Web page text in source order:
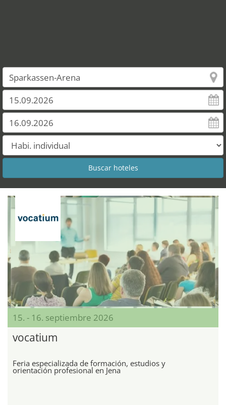
15. - 16. septiembre 2026
vocatium
Feria especializada de formación, estudios y
orientación profesional en Jena